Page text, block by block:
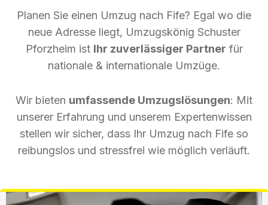
Planen Sie einen Umzug nach Fife? Egal wo die
neue Adresse liegt, Umzugskönig Schuster
Pforzheim ist Ihr zuverlässiger Partner für
nationale & internationale Umzüge.
Wir bieten umfassende Umzugslösungen: Mit
unserer Erfahrung und unserem Expertenwissen
stellen wir sicher, dass Ihr Umzug nach Fife so
reibungslos und stressfrei wie möglich verläuft.